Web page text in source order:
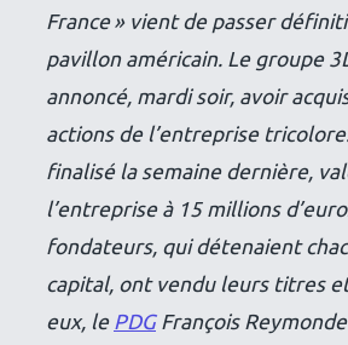
France » vient de passer
pavillon américain. Le groupe
annoncé, mardi soir, avoir
actions de l’entreprise
finalisé la semaine dernière,
l’entreprise à 15 millions
fondateurs, qui détenaient
capital, ont vendu leurs titres
eux, lePDGFrançois